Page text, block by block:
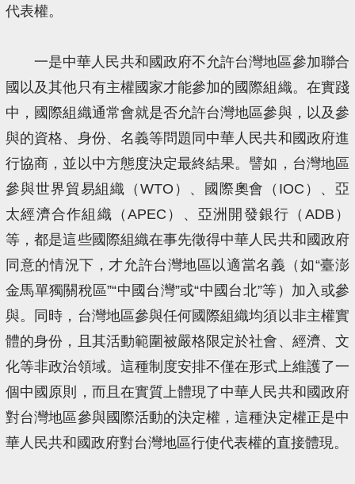
代表權。
一是中華人民共和國政府不允許台灣地區參加聯合
國以及其他只有主權國家才能參加的國際組織。在實踐
中，國際組織通常會就是否允許台灣地區參與，以及參
與的資格、身份、名義等問題同中華人民共和國政府進
行協商，並以中方態度決定最終結果。譬如，台灣地區
參與世界貿易組織（WTO）、國際奧會（IOC）、亞
太經濟合作組織（APEC）、亞洲開發銀行（ADB）
等，都是這些國際組織在事先徵得中華人民共和國政府
同意的情況下，才允許台灣地區以適當名義（如“臺澎
金馬單獨關稅區”“中國台灣”或“中國台北”等）加入或參
與。同時，台灣地區參與任何國際組織均須以非主權實
體的身份，且其活動範圍被嚴格限定於社會、經濟、文
化等非政治領域。這種制度安排不僅在形式上維護了一
個中國原則，而且在實質上體現了中華人民共和國政府
對台灣地區參與國際活動的決定權，這種決定權正是中
華人民共和國政府對台灣地區行使代表權的直接體現。